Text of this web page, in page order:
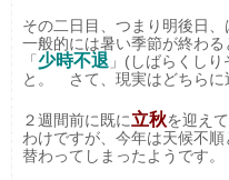
その二日目、つまり明後日
一般的には暑い季節が終わ
「 少時不退 」(しばらくし
と。 さて、現実はどちらに
２週間前に既に立秋を迎え
わけですが、今年は天候不
替わってしまったようです